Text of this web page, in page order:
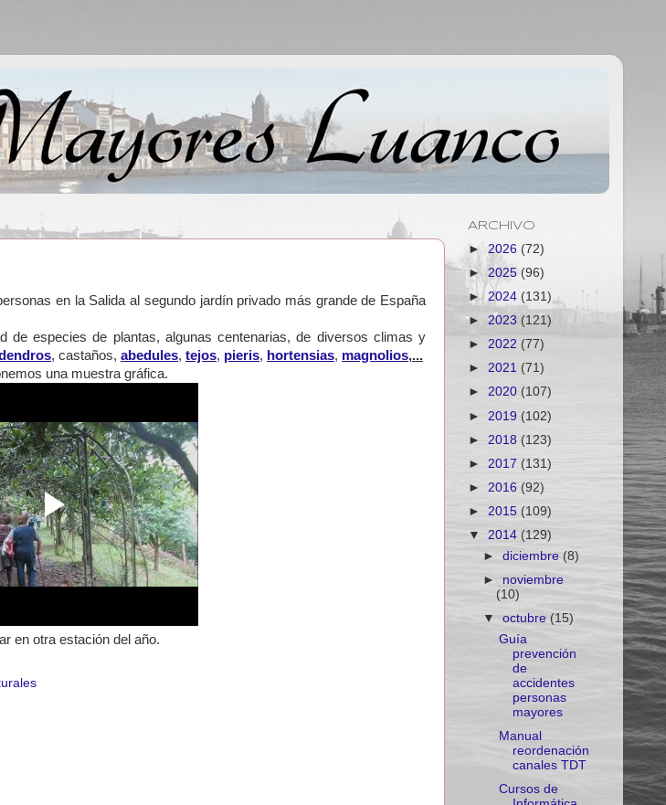
en la Salida al segundo jardín privado más grande de España
de especies de plantas, algunas centenarias, de diversos climas y
, castaños, abedules, tejos, pieris, hortensias, magnolios,...
una muestra gráfica.
en otra estación del año.
ARCHIVO
► 2026 (72)
► 2025 (96)
► 2024 (131)
► 2023 (121)
► 2022 (77)
► 2021 (71)
► 2020 (107)
► 2019 (102)
► 2018 (123)
► 2017 (131)
► 2016 (92)
► 2015 (109)
▼ 2014 (129)
►diciembre(8)
► noviembre
(10)
▼octubre(15)
Guía
prevención
de
accidentes
personas
mayores
Manual
reordenación
canales TDT
Cursos de